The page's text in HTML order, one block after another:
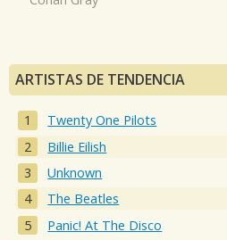
ARTISTAS DE TENDENCIA
Twenty One Pilots
Billie Eilish
Unknown
The Beatles
Panic! At The Disco